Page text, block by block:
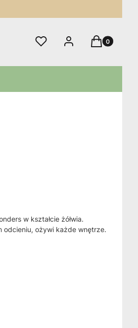
Ulubione Zaloguj sięProdukty w
Koszyk
w kształcie żółwia.
odcieniu, ożywi każde wnętrze.